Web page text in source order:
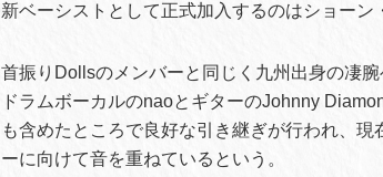
新ベーシストとして正式加入するのはショー
首振りDollsのメンバーと同じく九州出身の凄腕
ドラムボーカルのnaoとギターのJohnny
も含めたところで良好な引き継ぎが行われ、
ーに向けて音を重ねているという。